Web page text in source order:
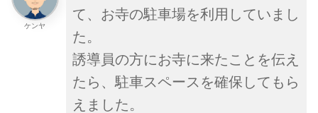
ケンヤ
て、お寺の駐車場を利用していまし
た。
誘導員の方にお寺に来たことを伝え
たら、駐車スペースを確保してもら
えました。